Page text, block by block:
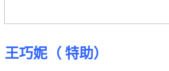
王巧妮（ 特助）